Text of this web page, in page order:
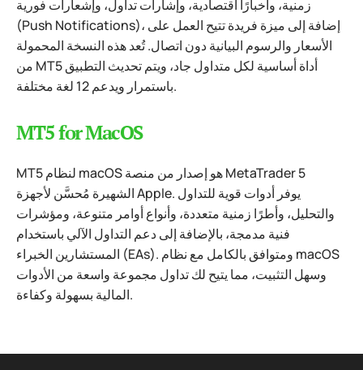
زمنية، وأخبارًا اقتصادية، وإشارات تداول، وإشعارات فورية
(Push Notifications)، إضافة إلى ميزة فريدة تتيح العمل على
الأسعار والرسوم البيانية دون اتصال. تُعد هذه النسخة المحمولة
من MT5 أداة أساسية لكل متداول جاد، ويتم تحديث التطبيق
باستمرار ويدعم 12 لغة مختلفة.
MT5 for MacOS
MT5 لنظام macOS هو إصدار من منصة MetaTrader 5
الشهيرة مُحسَّن لأجهزة Apple. يوفر أدوات قوية للتداول
والتحليل، وأطرًا زمنية متعددة، وأنواع أوامر متنوعة، ومؤشرات
فنية مدمجة، بالإضافة إلى دعم التداول الآلي باستخدام
المستشارين الخبراء (EAs). ومتوافق بالكامل مع نظام macOS
وسهل التثبيت، مما يتيح لك تداول مجموعة واسعة من الأدوات
المالية بسهولة وكفاءة.